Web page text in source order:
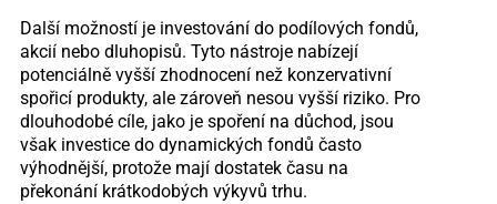
Další možností je investování do podílových fondů,
akcií nebo dluhopisů. Tyto nástroje nabízejí
potenciálně vyšší zhodnocení než konzervativní
spořicí produkty, ale zároveň nesou vyšší riziko. Pro
dlouhodobé cíle, jako je spoření na důchod, jsou
však investice do dynamických fondů často
výhodnější, protože mají dostatek času na
překonání krátkodobých výkyvů trhu.